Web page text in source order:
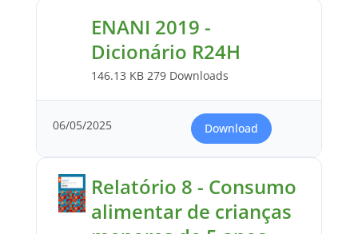
ENANI 2019 -
Dicionário R24H
146.13 KB 279 Downloads
06/05/2025 Download
Relatório 8 - Consumo
alimentar de crianças